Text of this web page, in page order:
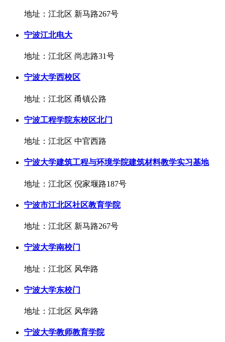
地址：江北区 新马路267号
宁波江北电大
地址：江北区 尚志路31号
宁波大学西校区
地址：江北区 甬镇公路
宁波工程学院东校区北门
地址：江北区 中官西路
宁波大学建筑工程与环境学院建筑材料教学实习基地
地址：江北区 倪家堰路187号
宁波市江北区社区教育学院
地址：江北区 新马路267号
宁波大学南校门
地址：江北区 风华路
宁波大学东校门
地址：江北区 风华路
宁波大学教师教育学院